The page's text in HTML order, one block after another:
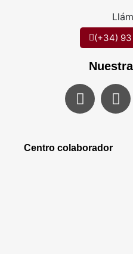
(+34)
Centro colaborador